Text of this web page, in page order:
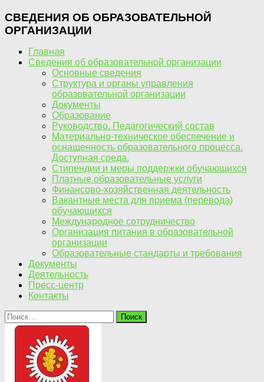
СВЕДЕНИЯ ОБ ОБРАЗОВАТЕЛЬНОЙ
ОРГАНИЗАЦИИ
Главная
Сведения об образовательной организации
Основные сведения
Структура и органы управления
образовательной организации
Документы
Образование
Руководство. Педагогический состав
Материально-техническое обеспечение и
оснащенность образовательного процесса.
Доступная среда.
Стипендии и меры поддержки обучающихся
Платные образовательные услуги
Финансово-хозяйственная деятельность
Вакантные места для приема (перевода)
обучающихся
Международное сотрудничество
Организация питания в образовательной
организации
Образовательные стандарты и требования
Документы
Деятельность
Пресс-центр
Контакты
Найти: